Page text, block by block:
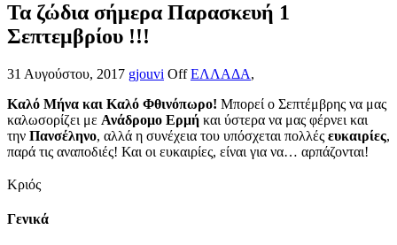
Τα ζώδια σήμερα Παρασκευή 1
Σεπτεμβρίου !!!
31 Αυγούστου, 2017 gjouvi Off ΕΛΛΑΔΑ,
Καλό Μήνα και Καλό Φθινόπωρο! Μπορεί ο Σεπτέμβρης να μας
καλωσορίζει με Ανάδρομο Ερμή και ύστερα να μας φέρνει και
την Πανσέληνο, αλλά η συνέχεια του υπόσχεται πολλές ευκαιρίες,
παρά τις αναποδιές! Και οι ευκαιρίες, είναι για να… αρπάζονται!
Κριός
Γενικά